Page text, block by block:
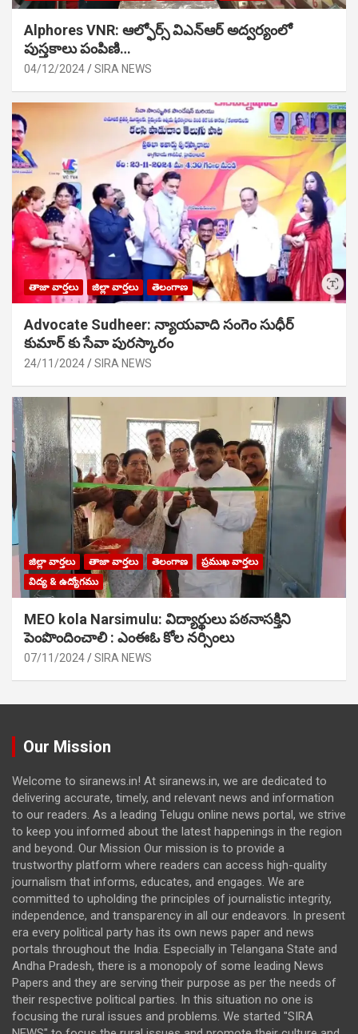
Alphores VNR: ఆల్ఫోర్స్ విఎన్ఆర్ అద్వర్యంలో
పుస్తకాలు పంపిణి…
04/12/2024 SIRA NEWS
తాజా వార్తలు జిల్లా వార్తలు తెలంగాణ
Advocate Sudheer: న్యాయవాది సంగెం సుధీర్
కుమార్ కు సేవా పురస్కారం
24/11/2024 SIRA NEWS
జిల్లా వార్తలు తాజా వార్తలు తెలంగాణ
ప్రముఖ వార్తలు
విద్య & ఉద్యోగము
MEO kola Narsimulu: విద్యార్థులు పఠ‌నాసక్తిని
పెంపొందించాలి : ఎంఈఓ కోల నర్సింలు
07/11/2024 SIRA NEWS
Our Mission
Welcome to siranews.in! At siranews.in, we are dedicated to
delivering accurate, timely, and relevant news and information
to our readers. As a leading Telugu online news portal, we strive
to keep you informed about the latest happenings in the region
and beyond. Our Mission Our mission is to provide a
trustworthy platform where readers can access high-quality
journalism that informs, educates, and engages. We are
committed to upholding the principles of journalistic integrity,
independence, and transparency in all our endeavors. In present
era every political party has its own news paper and news
portals throughout the India. Especially in Telangana State and
Andha Pradesh, there is a monopoly of some leading News
Papers and they are serving their purpose as per the needs of
their respective political parties. In this situation no one is
focusing the rural issues and problems. We started "SIRA